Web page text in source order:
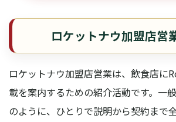
ロケットナウ加盟店営
ロケットナウ加盟店営業は、飲食店に
載を案内するための紹介活動です。一
のように、ひとりで説明から契約まで